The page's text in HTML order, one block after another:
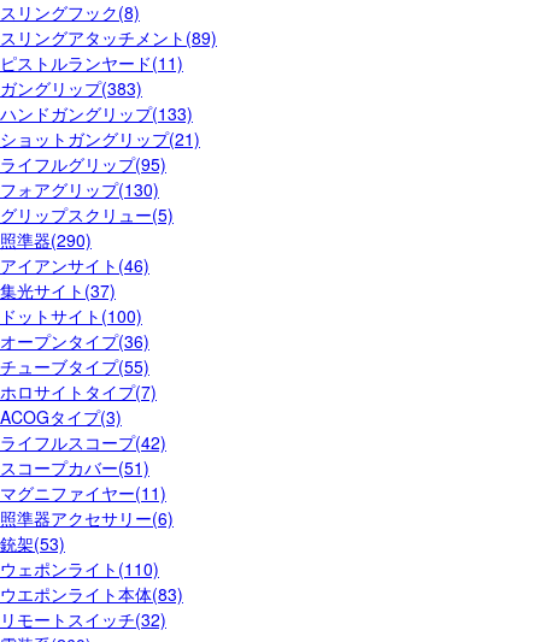
スリングフック(8)
スリングアタッチメント(89)
ピストルランヤード(11)
ガングリップ(383)
ハンドガングリップ(133)
ショットガングリップ(21)
ライフルグリップ(95)
フォアグリップ(130)
グリップスクリュー(5)
照準器(290)
アイアンサイト(46)
集光サイト(37)
ドットサイト(100)
オープンタイプ(36)
チューブタイプ(55)
ホロサイトタイプ(7)
ACOGタイプ(3)
ライフルスコープ(42)
スコープカバー(51)
マグニファイヤー(11)
照準器アクセサリー(6)
銃架(53)
ウェポンライト(110)
ウエポンライト本体(83)
リモートスイッチ(32)